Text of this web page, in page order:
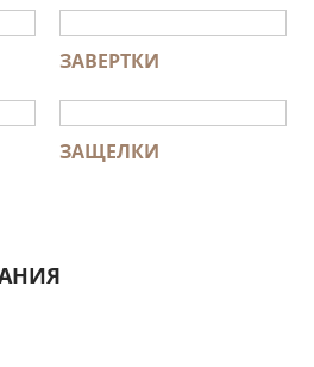
ЗАВЕРТКИ
ЗАЩЕЛКИ